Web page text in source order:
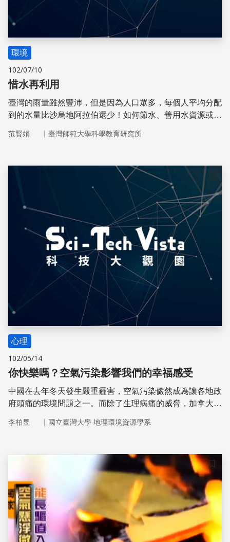
環境
102/07/10
惜水再利用
臺灣的雨量雖然豐沛，但是因為人口眾多，每個人平均分配
到的水量比沙烏地阿拉伯還少！如何節水、善用水資源或開
范賢娟 ｜ 臺灣師範大學科學教育研究所
儲存
心理
102/05/14
你快樂嗎？空氣污染影響我們的幸福感受
中國在去年冬天發生嚴重霾害，空氣污染儼然成為讓各地政
府頭痛的環境問題之一。而除了生理病痛的威脅，加拿大
差的空氣品質將導致更不快樂的居民，反之亦然
李柏昱 ｜ 國立臺灣大學 地理環境資源學系
儲存